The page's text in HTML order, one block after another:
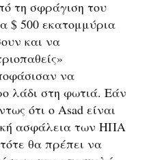
τη σφράγιση του
$ 500 εκατομμύρια
και να
να
λάδι στη φωτιά. Εάν
ότι ο Asad είναι
ασφάλεια των ΗΠΑ
θα πρέπει να